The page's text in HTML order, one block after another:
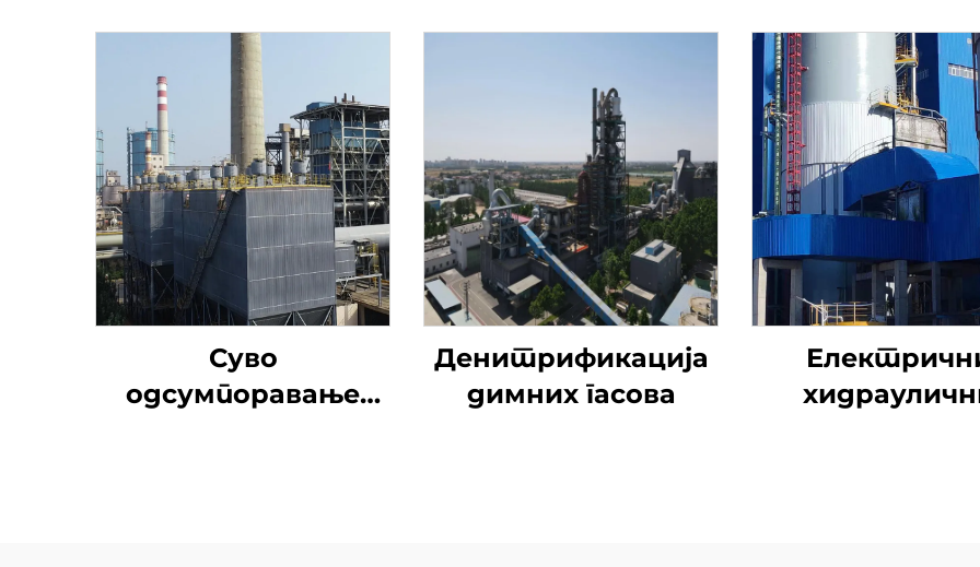
Суво
одсумпоравање
Денитрификација
димних гасова